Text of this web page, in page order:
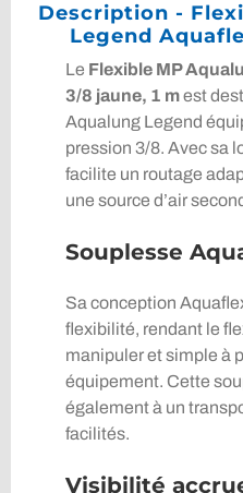
Description -
Legend
Le Flexible MP
3/8 jaune, 1 mest
Aqualung Legend
pression 3/8. Avec sa
facilite un routage
une source d’air
Souplesse
Sa conception
flexibilité, rendant le
manipuler et simple à
équipement. Cette
également à un
facilités.
Visibilité